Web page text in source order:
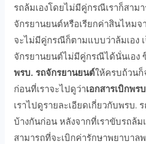
รถล้มเองโดยไม่มีคู่กรณีเราก็สาม
จักรยานยนต์หรือเรียกค่าสินไหม
จะไม่มีคู่กรณีก็ตามแบบว่าล้มเอง เ
จักรยานยนต์ไม่มีคู่กรณีได้นั่นเอง
พรบ. รถจักรยานยนต์ให้ครบถ้วนก็
ก่อนที่เราจะไปดูว่าเอกสารเบิกพ
เราไปดูรายละเอียดเกี่ยวกับพรบ.
บ้างกันก่อน หลังจากที่เราขับรถล้ม
สามารถที่จะเบิกค่ารักษาพยาบา